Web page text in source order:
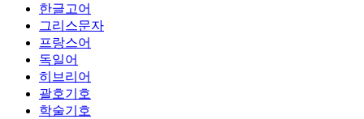
한글고어
그리스문자
프랑스어
독일어
히브리어
괄호기호
학술기호